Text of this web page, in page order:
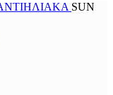
SUN